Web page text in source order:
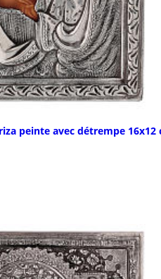
peinte avec détrempe 16x12